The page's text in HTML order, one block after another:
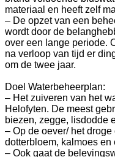
materiaal en heeft zelf
– De opzet van een
wordt door de
over een lange periode.
na verloop van tijd er
om de twee jaar.
Doel Waterbeheerplan:
– Het zuiveren van het
Helofyten. De meest
biezen, zegge, lisdodde
– Op de oever/ het
dotterbloem, kalmoes en
– Ook gaat de